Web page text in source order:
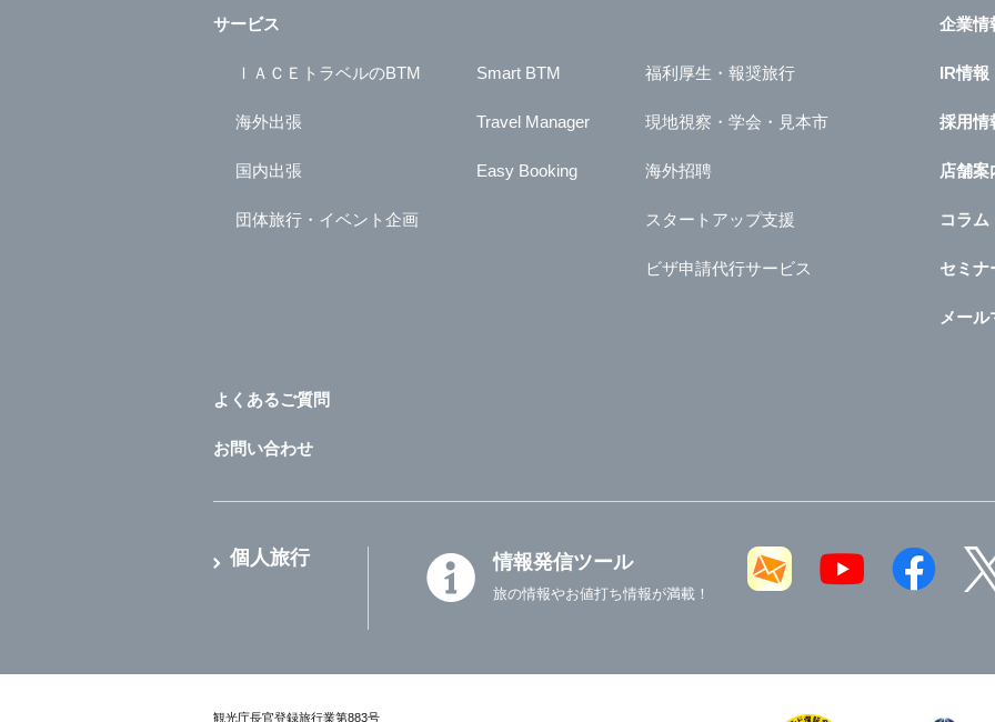
サービス
ＩＡＣＥトラベルのBTM
海外出張
国内出張
団体旅行・イベント企画
Smart BTM
Travel Manager
Easy Booking
福利厚生・報奨旅行
現地視察・学会・見本市
海外招聘
スタートアップ支援
ビザ申請代行サービス
企業情
IR情報
採用情
店舗案
コラム
セミナ
メー
よくあるご質問
お問い合わせ
個人旅行 情報発信ツール
旅の情報やお値打ち情報が満載！
観光庁長官登録旅行業第883号